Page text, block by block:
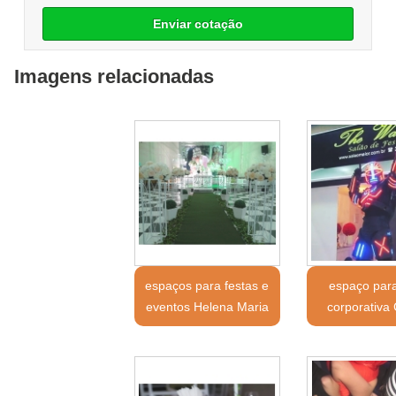
Enviar cotação
Imagens relacionadas
espaços para festas e
eventos Helena Maria
espaço
corporativa